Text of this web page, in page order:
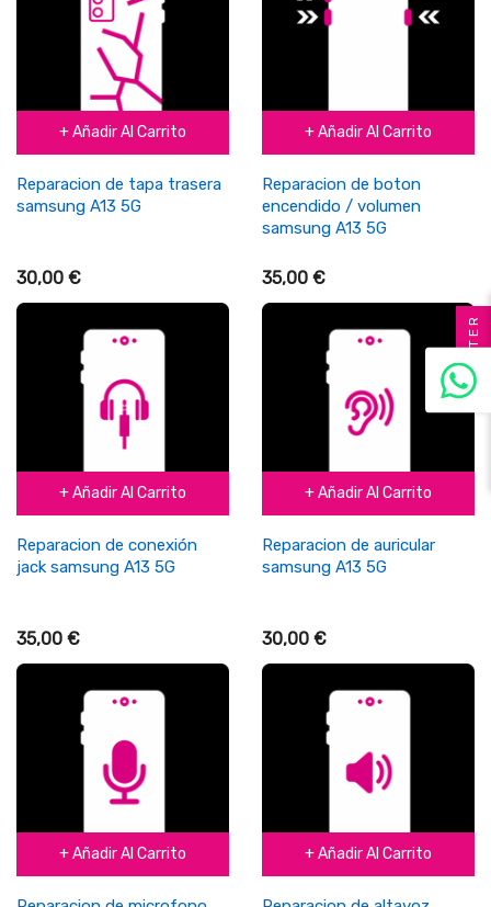
+ Añadir Al Carrito
Reparacion de tapa trasera
samsung A13 5G
30,00 €
+ Añadir Al Carrito
Reparacion de boton
encendido / volumen
samsung A13 5G
35,00 €
+ Añadir Al Carrito
Reparacion de conexión
jack samsung A13 5G
35,00 €
+ Añadir Al Carrito
Reparacion de auricular
samsung A13 5G
30,00 €
+ Añadir Al Carrito + Añadir Al Carrito
FILTER